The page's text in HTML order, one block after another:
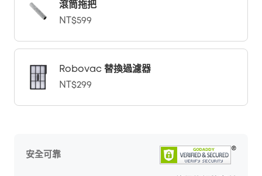
滾筒拖把
NT$599
Robovac 替換過濾器
NT$299
安全可靠